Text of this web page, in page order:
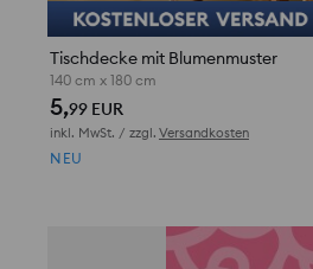
Tischdecke mit Blumenmuster
140 cm x 180 cm
5,99 EUR
inkl. MwSt. / zzgl. Versandkosten
NEU